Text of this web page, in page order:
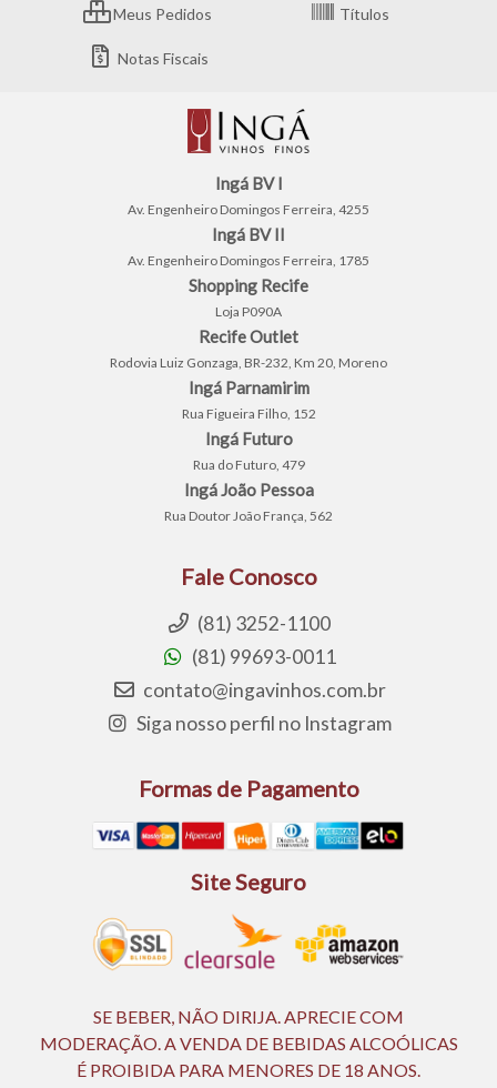
Meus Pedidos Títulos
Notas Fiscais
Ingá BV I
Av. Engenheiro Domingos Ferreira, 4255
Ingá BV II
Av. Engenheiro Domingos Ferreira, 1785
Shopping Recife
Loja P090A
Recife Outlet
Rodovia Luiz Gonzaga, BR-232, Km 20, Moreno
Ingá Parnamirim
Rua Figueira Filho, 152
Ingá Futuro
Rua do Futuro, 479
Ingá João Pessoa
Rua Doutor João França, 562
Fale Conosco
(81) 3252-1100
(81) 99693-0011
contato@ingavinhos.com.br
Siga nosso perfil no Instagram
Formas de Pagamento
Site Seguro
SE BEBER, NÃO DIRIJA. APRECIE COM
MODERAÇÃO. A VENDA DE BEBIDAS ALCOÓLICAS
É PROIBIDA PARA MENORES DE 18 ANOS.